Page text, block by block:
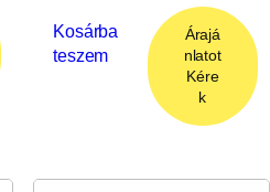
Kosárba
teszem
Árajá
nlatot
Kére
k